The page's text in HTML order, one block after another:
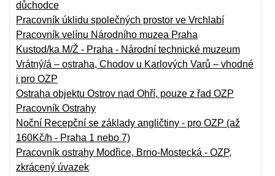
důchodce
Pracovník úklidu společných prostor ve Vrchlabí
Pracovník velínu Národního muzea Praha
Kustod/ka M/Ž - Praha - Národní technické muzeum
Vrátný/á – ostraha, Chodov u Karlových Varů – vhodné
i pro OZP
Ostraha objektu Ostrov nad Ohří, pouze z řad OZP
Pracovník Ostrahy
Noční Recepční se základy angličtiny - pro OZP (až
160Kč/h - Praha 1 nebo 7)
Pracovník ostrahy Modřice, Brno-Mostecká - OZP,
zkrácený úvazek